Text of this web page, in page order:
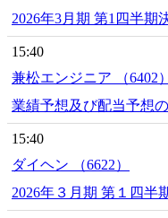
2026年3月期 第1四半期
15:40
兼松エンジニア （6402）
業績予想及び配当予想
15:40
ダイヘン （6622）
2026年３月期 第１四半